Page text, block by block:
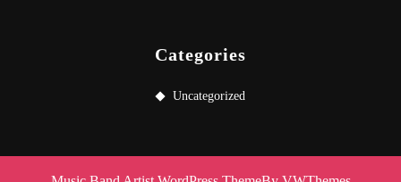
Categories
Uncategorized